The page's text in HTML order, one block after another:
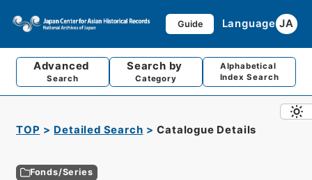
Guide Language JA
Advanced
Search
Search by
Category
Alphabetical
Index Search
TOP Detailed Search Catalogue Details
Fonds/Series